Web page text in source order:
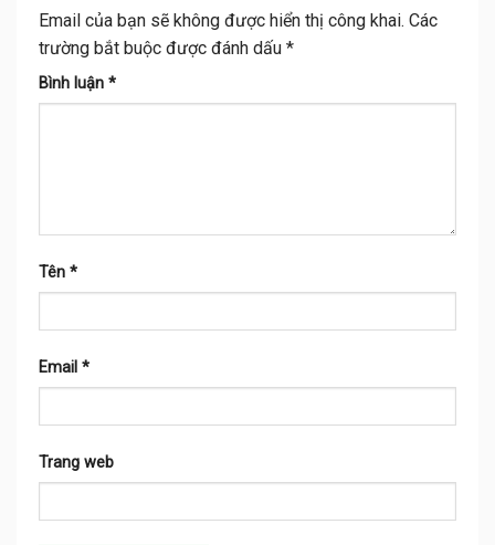
Email của bạn sẽ không được hiển thị công khai. Các
trường bắt buộc được đánh dấu *
Bình luận *
Tên *
Email *
Trang web